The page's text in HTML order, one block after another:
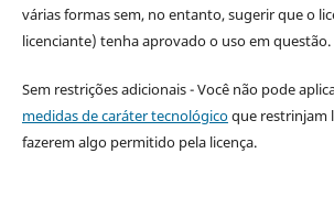
várias formas sem, no entanto, sugerir que o
licenciante) tenha aprovado o uso em questão.
Sem restrições adicionais - Você não pode
medidas de caráter tecnológicoque restrinjam
fazerem algo permitido pela licença.